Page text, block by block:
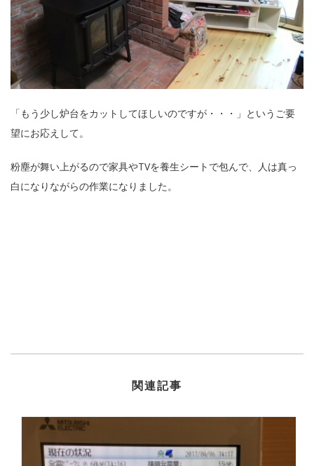
「もう少し炉台をカットしてほしいのですが・・・」というご要
望にお応えして。
粉塵が舞い上がるので家具やTVを養生シートで包んで、人は真っ
白になりながらの作業になりました。
関連記事